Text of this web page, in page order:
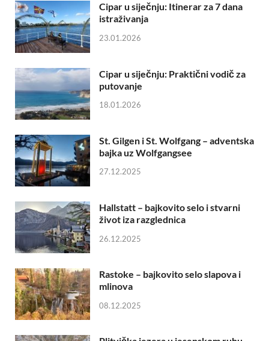
Cipar u siječnju: Itinerar za 7 dana
istraživanja
23.01.2026
Cipar u siječnju: Praktični vodič za
putovanje
18.01.2026
St. Gilgen i St. Wolfgang – adventska
bajka uz Wolfgangsee
27.12.2025
Hallstatt – bajkovito selo i stvarni
život iza razglednica
26.12.2025
Rastoke – bajkovito selo slapova i
mlinova
08.12.2025